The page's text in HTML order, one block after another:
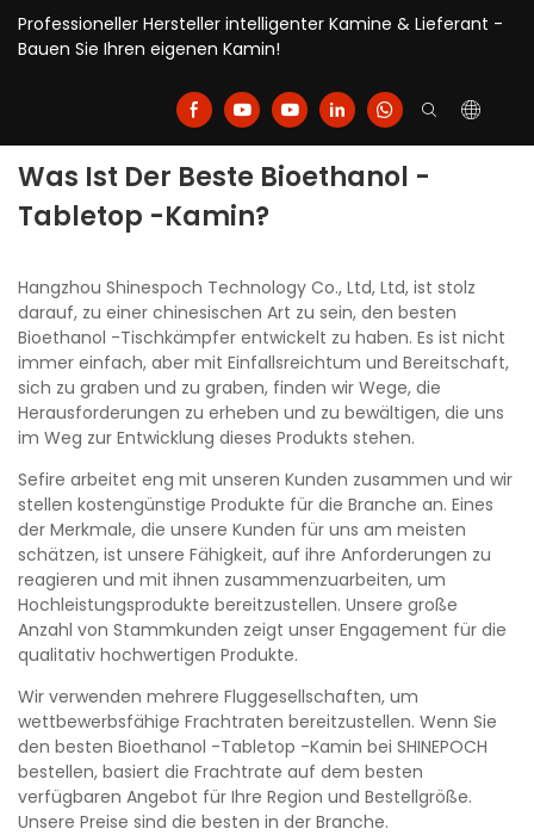
Professioneller Hersteller intelligenter Kamine & Lieferant -
Bauen Sie Ihren eigenen Kamin!
Was Ist Der Beste Bioethanol -
Tabletop -Kamin?
Hangzhou Shinespoch Technology Co., Ltd, Ltd, ist stolz
darauf, zu einer chinesischen Art zu sein, den besten
Bioethanol -Tischkämpfer entwickelt zu haben. Es ist nicht
immer einfach, aber mit Einfallsreichtum und Bereitschaft,
sich zu graben und zu graben, finden wir Wege, die
Herausforderungen zu erheben und zu bewältigen, die uns
im Weg zur Entwicklung dieses Produkts stehen.
Sefire arbeitet eng mit unseren Kunden zusammen und wir
stellen kostengünstige Produkte für die Branche an. Eines
der Merkmale, die unsere Kunden für uns am meisten
schätzen, ist unsere Fähigkeit, auf ihre Anforderungen zu
reagieren und mit ihnen zusammenzuarbeiten, um
Hochleistungsprodukte bereitzustellen. Unsere große
Anzahl von Stammkunden zeigt unser Engagement für die
qualitativ hochwertigen Produkte.
Wir verwenden mehrere Fluggesellschaften, um
wettbewerbsfähige Frachtraten bereitzustellen. Wenn Sie
den besten Bioethanol -Tabletop -Kamin bei SHINEPOCH
bestellen, basiert die Frachtrate auf dem besten
verfügbaren Angebot für Ihre Region und Bestellgröße.
Unsere Preise sind die besten in der Branche.